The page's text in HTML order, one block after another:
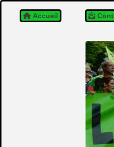
Accueil